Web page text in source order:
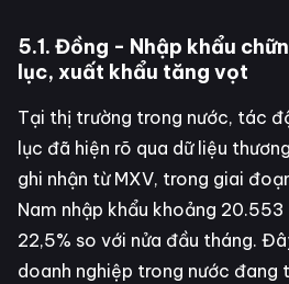
5.1. Đồng - Nhập khẩu
lục, xuất khẩu tăng vọt
Tại thị trường trong nước, tác
lục đã hiện rõ qua dữ liệu
ghi nhận từ MXV, trong giai
Nam nhập khẩu khoảng
22,5% so với nửa đầu tháng.
doanh nghiệp trong nước đang